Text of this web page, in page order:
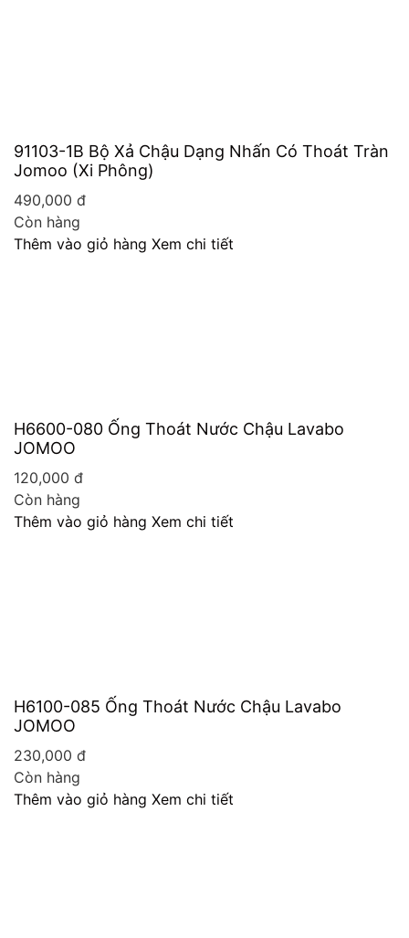
91103-1B Bộ Xả Chậu Dạng Nhấn Có Thoát Tràn
Jomoo (Xi Phông)
490,000 đ
Còn hàng
Thêm vào giỏ hàng Xem chi tiết
H6600-080 Ống Thoát Nước Chậu Lavabo
JOMOO
120,000 đ
Còn hàng
Thêm vào giỏ hàng Xem chi tiết
H6100-085 Ống Thoát Nước Chậu Lavabo
JOMOO
230,000 đ
Còn hàng
Thêm vào giỏ hàng Xem chi tiết